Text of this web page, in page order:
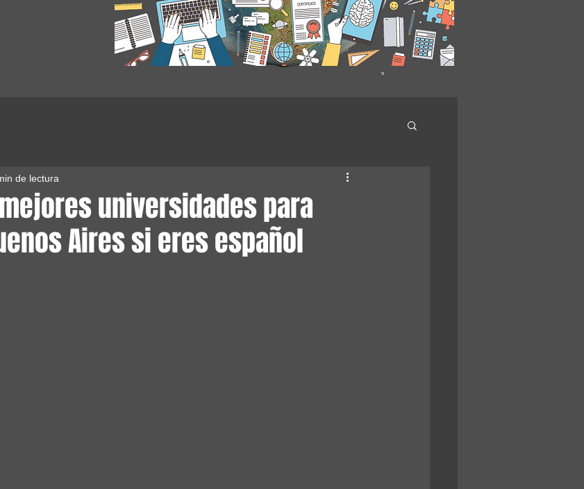
universidades para
Aires si eres español
de lectura